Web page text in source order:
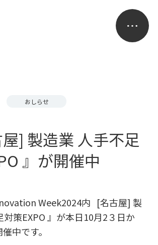
おしらせ
屋] 製造業 人手不足
』が開催中
Week2024内 [名古屋] 製
対策EXPO 』が本日10月2３日か
中です。